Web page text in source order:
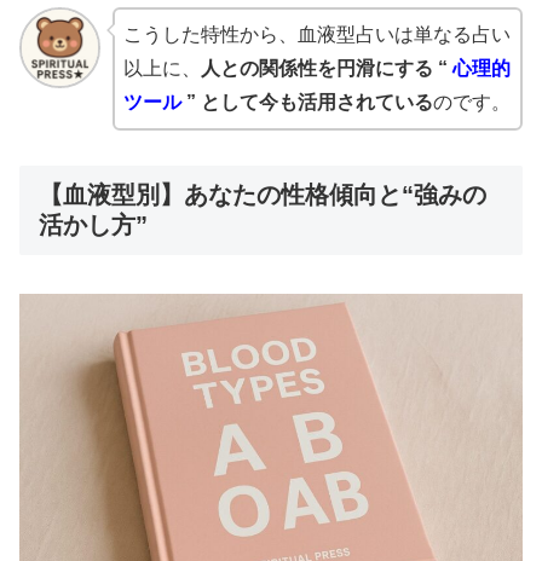
こうした特性から、血液型占いは単なる占い
以上に、
人との関係性を円滑にする “心理的
ツール” として今も活用されているのです。
【血液型別】あなたの性格傾向と“強みの
活かし方”